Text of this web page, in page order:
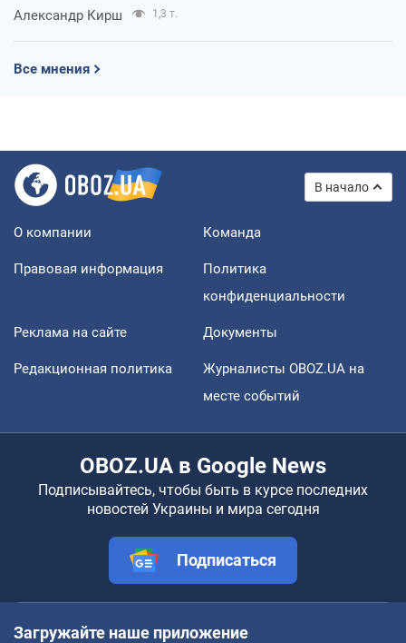
Александр Кирш 1,3 т.
Все мнения
В начало
О компании Команда
Правовая информация
Политика
конфиденциальности
Реклама на сайте Документы
Редакционная политика
Журналисты OBOZ.UA на
месте событий
OBOZ.UA в Google News
Подписывайтесь, чтобы быть в курсе последних
новостей Украины и мира сегодня
Подписаться
Загружайте наше приложение